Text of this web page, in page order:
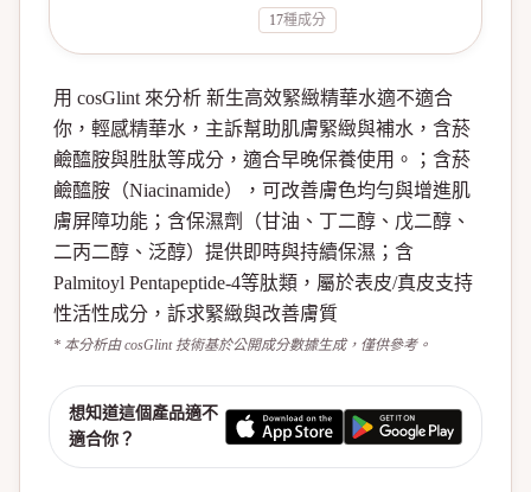
17種成分
用 cosGlint 來分析 新生高效緊緻精華水適不適合
你，輕感精華水，主訴幫助肌膚緊緻與補水，含菸
鹼醯胺與胜肽等成分，適合早晚保養使用。；含菸
鹼醯胺（Niacinamide），可改善膚色均勻與增進肌
膚屏障功能；含保濕劑（甘油、丁二醇、戊二醇、
二丙二醇、泛醇）提供即時與持續保濕；含
Palmitoyl Pentapeptide-4等肽類，屬於表皮/真皮支持
性活性成分，訴求緊緻與改善膚質
* 本分析由 cosGlint 技術基於公開成分數據生成，僅供參考。
想知道這個產品適不
適合你？